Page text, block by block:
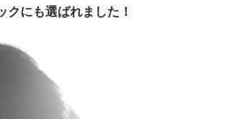
クにも選ばれました！